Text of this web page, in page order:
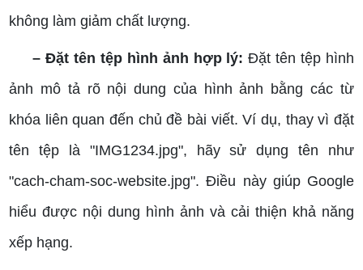
không làm giảm chất lượng.
– Đặt tên tệp hình ảnh hợp lý:Đặt tên tệp hình
ảnh mô tả rõ nội dung của hình ảnh bằng các từ
khóa liên quan đến chủ đề bài viết. Ví dụ, thay vì đặt
tên tệp là "IMG1234.jpg", hãy sử dụng tên như
"cach-cham-soc-website.jpg". Điều này giúp Google
hiểu được nội dung hình ảnh và cải thiện khả năng
xếp hạng.